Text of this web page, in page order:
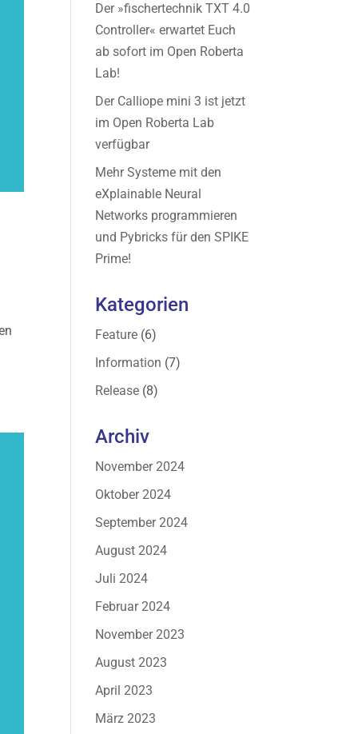
Der »fischertechnik TXT 4.0
Controller« erwartet Euch
ab sofort im Open Roberta
Lab!
Der Calliope mini 3 ist jetzt
im Open Roberta Lab
verfügbar
Mehr Systeme mit den
eXplainable Neural
Networks programmieren
und Pybricks für den SPIKE
Prime!
Kategorien
Feature (6)
Information (7)
Release (8)
Archiv
November 2024
Oktober 2024
September 2024
August 2024
Juli 2024
Februar 2024
November 2023
August 2023
April 2023
März 2023